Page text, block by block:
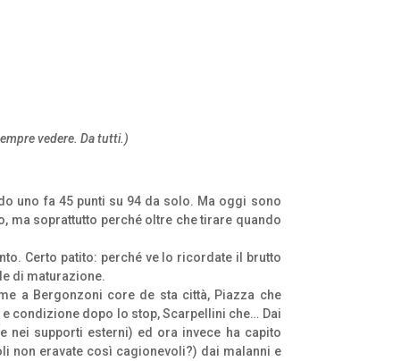
vedere. Da tutti.)
uno fa 45 punti su 94 da solo. Ma oggi sono
ma soprattutto perché oltre che tirare quando
Certo patito: perché ve lo ricordate il brutto
di maturazione.
a Bergonzoni core de sta città, Piazza che
condizione dopo lo stop, Scarpellini che… Dai
nei supporti esterni) ed ora invece ha capito
non eravate così cagionevoli?) dai malanni e